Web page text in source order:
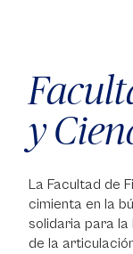
y
La Facultad de
cimienta en la
solidaria para la
de la